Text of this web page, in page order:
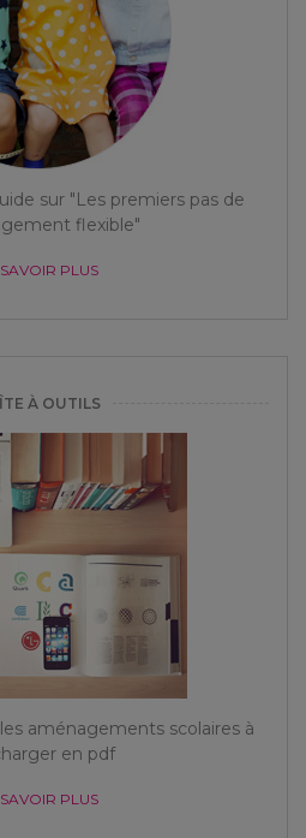
sur "Les premiers pas de
flexible"
PLUS
À OUTILS
aménagements scolaires à
en pdf
PLUS